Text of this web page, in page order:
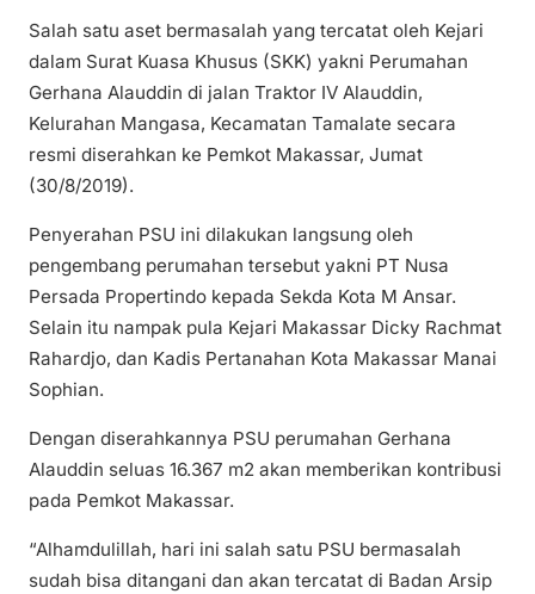
Salah satu aset bermasalah yang tercatat oleh Kejari
dalam Surat Kuasa Khusus (SKK) yakni Perumahan
Gerhana Alauddin di jalan Traktor IV Alauddin,
Kelurahan Mangasa, Kecamatan Tamalate secara
resmi diserahkan ke Pemkot Makassar, Jumat
(30/8/2019).
Penyerahan PSU ini dilakukan langsung oleh
pengembang perumahan tersebut yakni PT Nusa
Persada Propertindo kepada Sekda Kota M Ansar.
Selain itu nampak pula Kejari Makassar Dicky Rachmat
Rahardjo, dan Kadis Pertanahan Kota Makassar Manai
Sophian.
Dengan diserahkannya PSU perumahan Gerhana
Alauddin seluas 16.367 m2 akan memberikan kontribusi
pada Pemkot Makassar.
“Alhamdulillah, hari ini salah satu PSU bermasalah
sudah bisa ditangani dan akan tercatat di Badan Arsip